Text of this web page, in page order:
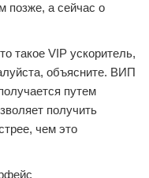
позже, а сейчас о
такое VIP ускоритель,
объясните. ВИП
путем
получить
чем это